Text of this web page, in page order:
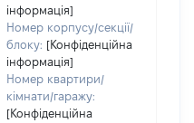
інформація]
Номер корпусу/секції/
блоку: [Конфіденційна
інформація]
Номер квартири/
кімнати/гаражу:
[Конфіденційна